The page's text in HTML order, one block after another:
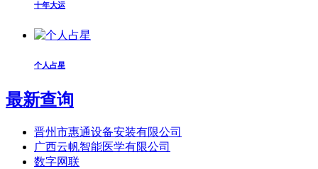
十年大运
个人占星
最新查询
晋州市惠通设备安装有限公司
广西云帆智能医学有限公司
数字网联